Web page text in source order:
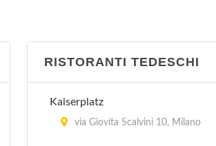
RISTORANTI TEDESCHI
Kaiserplatz
via Giovita Scalvini 10, Milano